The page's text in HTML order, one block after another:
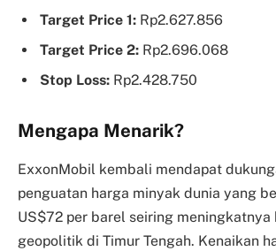
Target Price 1: Rp2.627.856
Target Price 2: Rp2.696.068
Stop Loss: Rp2.428.750
Mengapa Menarik?
ExxonMobil kembali mendapat
penguatan harga minyak dunia yang
US$72 per barel seiring meningkatnya
geopolitik di Timur Tengah. Kenaikan